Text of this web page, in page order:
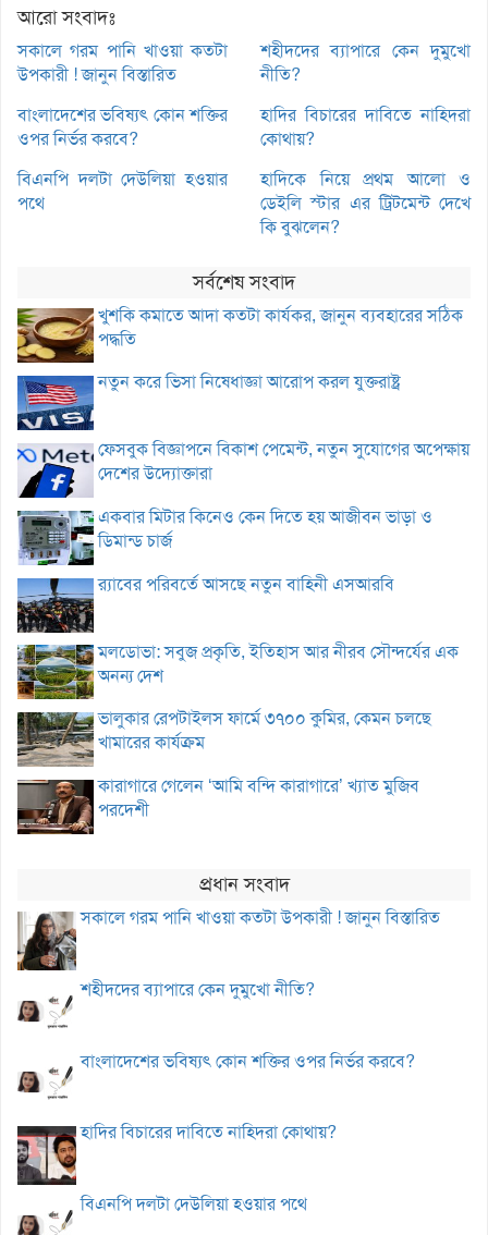
আরো সংবাদঃ
সকালে গরম পানি খাওয়া কতটা
উপকারী ! জানুন বিস্তারিত
শহীদদের ব্যাপারে কেন দুমুখো
নীতি?
বাংলাদেশের ভবিষ্যৎ কোন শক্তির
ওপর নির্ভর করবে?
হাদির বিচারের দাবিতে নাহিদরা
কোথায়?
বিএনপি দলটা দেউলিয়া হওয়ার
পথে
হাদিকে নিয়ে প্রথম আলো ও
ডেইলি স্টার এর ট্রিটমেন্ট দেখে
কি বুঝলেন?
সর্বশেষ সংবাদ
খুশকি কমাতে আদা কতটা কার্যকর, জানুন ব্যবহারের সঠিক
পদ্ধতি
নতুন করে ভিসা নিষেধাজ্ঞা আরোপ করল যুক্তরাষ্ট্র
ফেসবুক বিজ্ঞাপনে বিকাশ পেমেন্ট, নতুন সুযোগের অপেক্ষায়
দেশের উদ্যোক্তারা
একবার মিটার কিনেও কেন দিতে হয় আজীবন ভাড়া ও
ডিমান্ড চার্জ
র‌্যাবের পরিবর্তে আসছে নতুন বাহিনী এসআরবি
মলডোভা: সবুজ প্রকৃতি, ইতিহাস আর নীরব সৌন্দর্যের এক
অনন্য দেশ
ভালুকার রেপটাইলস ফার্মে ৩৭০০ কুমির, কেমন চলছে
খামারের কার্যক্রম
কারাগারে গেলেন ‘আমি বন্দি কারাগারে’ খ্যাত মুজিব
পরদেশী
প্রধান সংবাদ
সকালে গরম পানি খাওয়া কতটা উপকারী ! জানুন বিস্তারিত
শহীদদের ব্যাপারে কেন দুমুখো নীতি?
বাংলাদেশের ভবিষ্যৎ কোন শক্তির ওপর নির্ভর করবে?
হাদির বিচারের দাবিতে নাহিদরা কোথায়?
বিএনপি দলটা দেউলিয়া হওয়ার পথে